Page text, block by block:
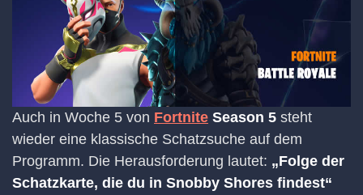
Auch in Woche 5 von Fortnite Season 5 steht
wieder eine klassische Schatzsuche auf dem
Programm. Die Herausforderung lautet: „Folge der
Schatzkarte, die du in Snobby Shores findest“